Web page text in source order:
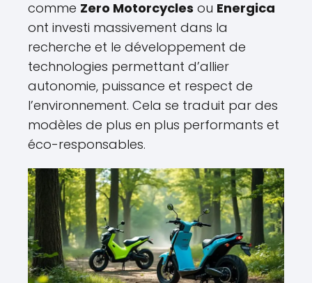
comme Zero Motorcycles ou Energica
ont investi massivement dans la
recherche et le développement de
technologies permettant d’allier
autonomie, puissance et respect de
l’environnement. Cela se traduit par des
modèles de plus en plus performants et
éco-responsables.